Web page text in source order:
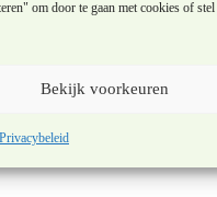
om door te gaan met cookies of stel
Bekijk voorkeuren